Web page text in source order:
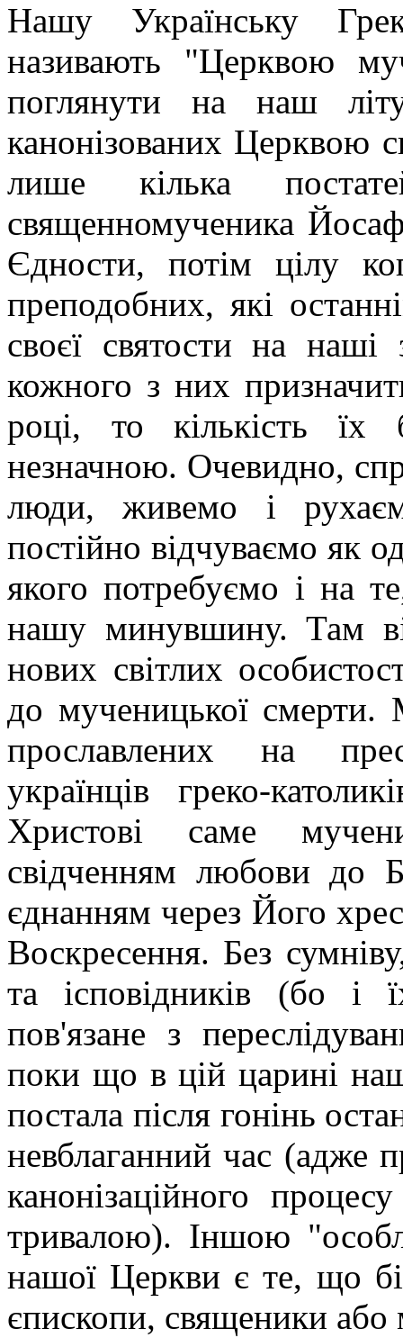
Нашу Українську
називають "Церквою
поглянути на наш
канонізованих Церквою
лише кілька
священномученика
Єдности, потім цілу
преподобних, які
своєї святости на
кожного з них
році, то кількість
незначною. Очевидно,
люди, живемо і
постійно відчуваємо як
якого потребуємо і на
нашу минувшину. Там
нових світлих
до мученицької
прославлених на
українців греко-
Христові саме
свідченням любови до
єднанням через Його
Воскресення. Без
та ісповідників (бо і
пов'язане з
поки що в цій царині
постала після гонінь
невблаганний час (адже
канонізаційного
тривалою). Іншою
нашої Церкви є те, що
єпископи, священики або